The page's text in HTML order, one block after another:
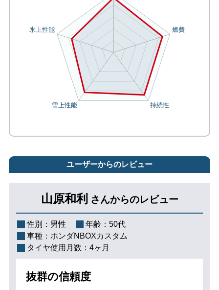
ユーザーからのレビュー
山原和利 さんからのレビュー
性別： 男性 年齢： 50代
車種： ホンダNBOXカスタム
タイヤ使用月数： 4ヶ月
抜群の信頼度